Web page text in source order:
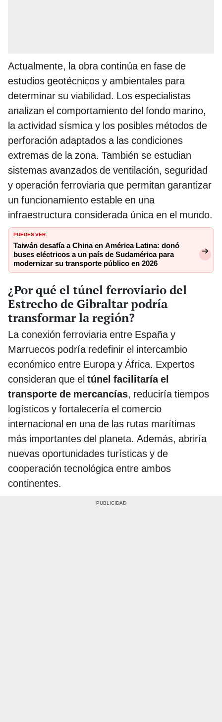
Actualmente, la obra continúa en fase de
estudios geotécnicos y ambientales para
determinar su viabilidad. Los especialistas
analizan el comportamiento del fondo marino,
la actividad sísmica y los posibles métodos de
perforación adaptados a las condiciones
extremas de la zona. También se estudian
sistemas avanzados de ventilación, seguridad
y operación ferroviaria que permitan garantizar
un funcionamiento estable en una
infraestructura considerada única en el mundo.
PUEDES VER:
Taiwán desafía a China en América Latina: donó
buses eléctricos a un país de Sudamérica para
modernizar su transporte público en 2026
¿Por qué el túnel ferroviario del
Estrecho de Gibraltar podría
transformar la región?
La conexión ferroviaria entre España y
Marruecos podría redefinir el intercambio
económico entre Europa y África. Expertos
consideran que el túnel facilitaría el
transporte de mercancías, reduciría tiempos
logísticos y fortalecería el comercio
internacional en una de las rutas marítimas
más importantes del planeta. Además, abriría
nuevas oportunidades turísticas y de
cooperación tecnológica entre ambos
continentes.